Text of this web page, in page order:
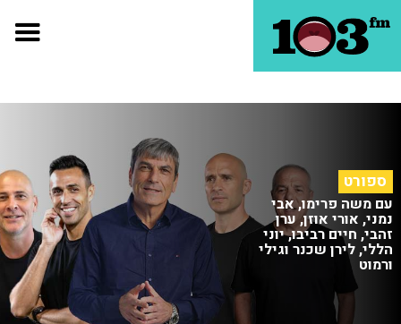
ספורט
עם משה פרימו, אבי
נמני, אורי אוזן, ערן
זהבי, חיים רביבו, יוני
הללי, לירן שכנר וגילי
ורמוט